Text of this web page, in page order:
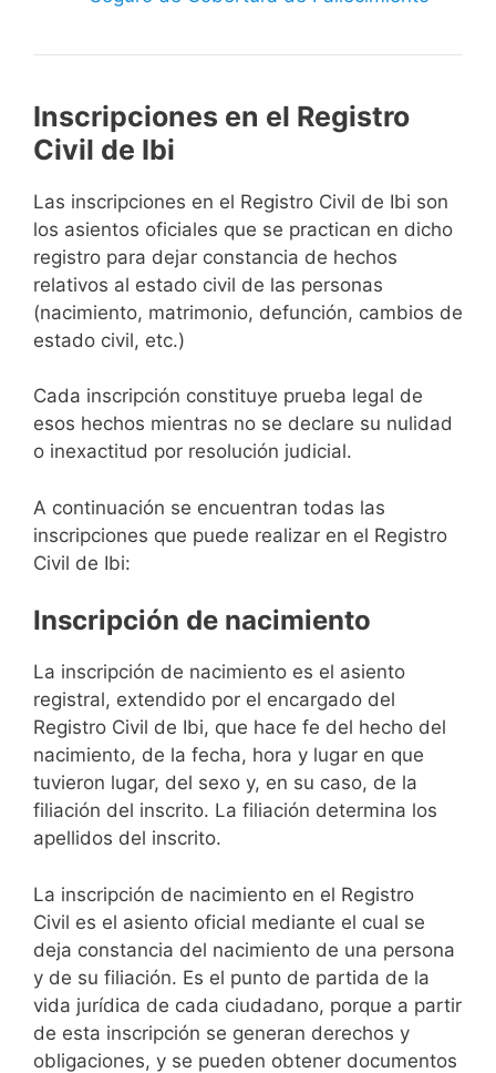
Inscripciones en el Registro
Civil de Ibi
Las inscripciones en el Registro Civil de Ibi son
los asientos oficiales que se practican en dicho
registro para dejar constancia de hechos
relativos al estado civil de las personas
(nacimiento, matrimonio, defunción, cambios de
estado civil, etc.)
Cada inscripción constituye prueba legal de
esos hechos mientras no se declare su nulidad
o inexactitud por resolución judicial.
A continuación se encuentran todas las
inscripciones que puede realizar en el Registro
Civil de Ibi:
Inscripción de nacimiento
La inscripción de nacimiento es el asiento
registral, extendido por el encargado del
Registro Civil de Ibi, que hace fe del hecho del
nacimiento, de la fecha, hora y lugar en que
tuvieron lugar, del sexo y, en su caso, de la
filiación del inscrito. La filiación determina los
apellidos del inscrito.
La inscripción de nacimiento en el Registro
Civil es el asiento oficial mediante el cual se
deja constancia del nacimiento de una persona
y de su filiación. Es el punto de partida de la
vida jurídica de cada ciudadano, porque a partir
de esta inscripción se generan derechos y
obligaciones, y se pueden obtener documentos